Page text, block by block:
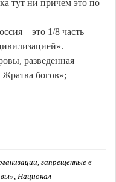
тут ни причем это по
– это 1/8 часть
разведенная
богов»;
запрещенные в
Национал-